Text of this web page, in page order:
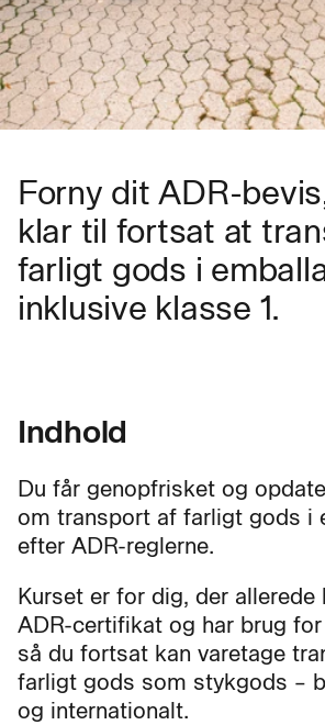
Forny dit ADR-
klar til fortsat at
farligt gods i
inklusive klasse 1.
Indhold
Du får genopfrisket og
om transport af farligt gods i
efter ADR-reglerne.
Kurset er for dig, der allerede
ADR-certifikat og har brug
så du fortsat kan varetage
farligt gods som stykgods –
og internationalt.